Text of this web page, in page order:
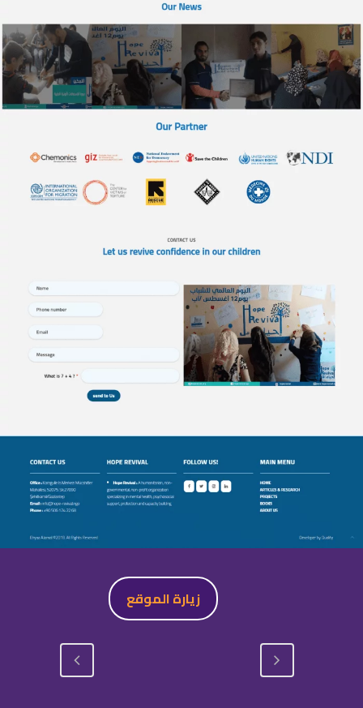
زيارة الموقع